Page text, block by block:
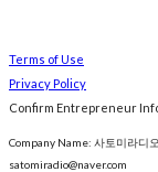
Terms of Use
Privacy Policy
Confirm Entrepreneur
Company Name: 사토미라디
satomiradio@naver.com